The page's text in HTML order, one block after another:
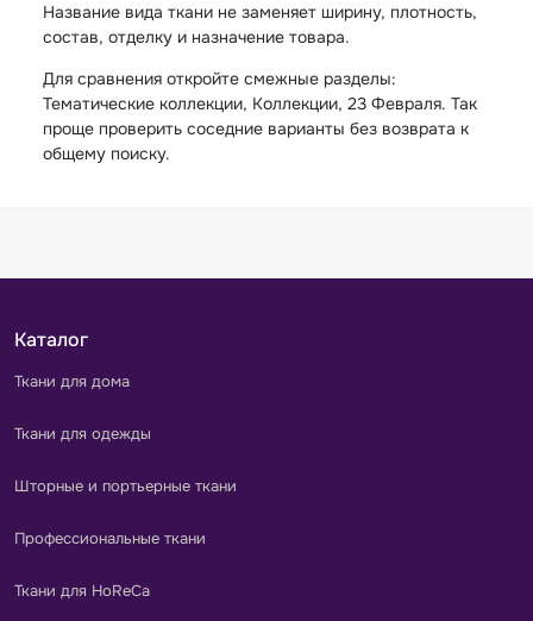
Название вида ткани не заменяет ширину, плотность,
состав, отделку и назначение товара.
Для сравнения откройте смежные разделы:
Тематические коллекции, Коллекции, 23 Февраля. Так
проще проверить соседние варианты без возврата к
общему поиску.
Каталог
Ткани для дома
Ткани для одежды
Шторные и портьерные ткани
Профессиональные ткани
Ткани для HoReCa